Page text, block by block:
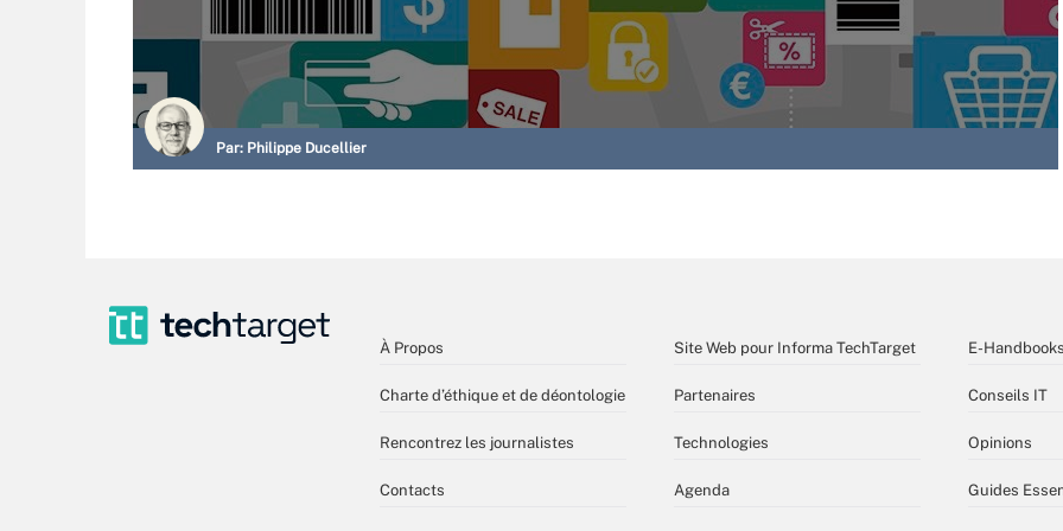
Par: Philippe Ducellier
À Propos
Charte d’éthique et de déontologie
Rencontrez les journalistes
Contacts
Site Web pour Informa TechTarget
Partenaires
Technologies
Agenda
E-Handbooks
Conseils IT
Opinions
Guides